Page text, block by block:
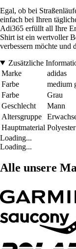
Egal, ob bei
einfach bei Ihren
Adi365 erfüllt all Ihre
Shirt ist ein wertvoller
verbessern möchte und
Zusätzliche
Marke
adidas
Farbe
medium
Farbe
Grau
Geschlecht
Mann
Altersgruppe
Hauptmaterial Polyester
Loading...
Loading...
Alle unsere